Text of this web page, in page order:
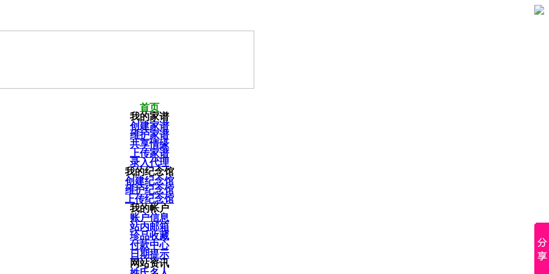
首页
我的家谱
创建家谱
维护家谱
共享情缘
上传家谱
录入代理
我的纪念馆
创建纪念馆
维护纪念馆
上传纪念馆
我的帐户
账户信息
站内邮箱
珍品收藏
付款中心
日期提示
网站资讯